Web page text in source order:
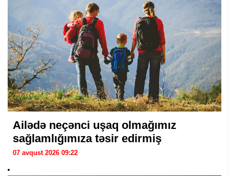
Ailədə neçənci uşaq olmağımız
sağlamlığımıza təsir edirmiş
07 avqust 2026 09:22